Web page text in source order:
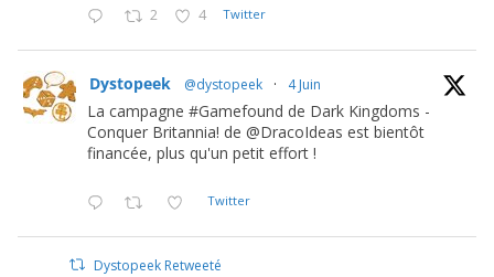
2 4 Twitter
Dystopeek @dystopeek · 4 Juin
La campagne #Gamefound de Dark Kingdoms -
Conquer Britannia! de @DracoIdeas est bientôt
financée, plus qu'un petit effort !
Twitter
Dystopeek Retweeté